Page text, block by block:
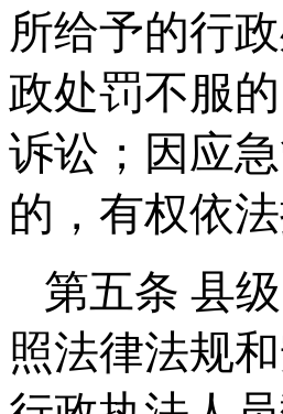
所给予的行
政处罚不服
诉讼；因应
的，有权依
第五条 县
照法律法规